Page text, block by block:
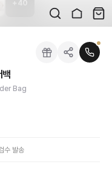
나요?
진을 제공합니다. 가죽 재질,
치, 고객 변심 모두 교환·반
니다. 적립금은 1,000원 이상
를 초월한 우아함을 경험하
숄더백
+ 40
백
Bag
수 발송